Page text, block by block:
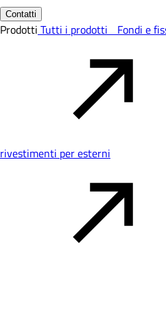
Contatti
Prodotti Tutti i prodotti Fondi e
rivestimenti per esterni